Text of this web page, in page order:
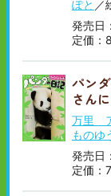
ぽと ／
発売日
定価：
パン
さん
万里
ものゆ
発売日
定価：